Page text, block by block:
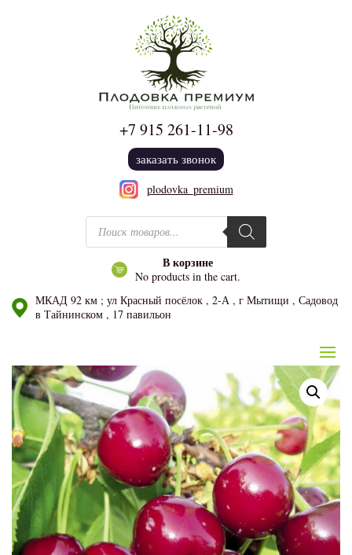
+7 915 261-11-98
заказать звонок
plodovka_premium
Поиск товаров
В корзине
No products in the cart.
МКАД 92 км ; ул Красный посёлок , 2-А , г Мытищи , Садовод
в Тайнинском , 17 павильон